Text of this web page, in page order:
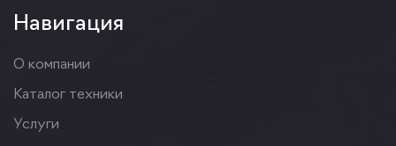
Навигация
О компании
Каталог техники
Услуги